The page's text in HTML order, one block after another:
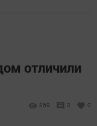
отличили
869 0 0